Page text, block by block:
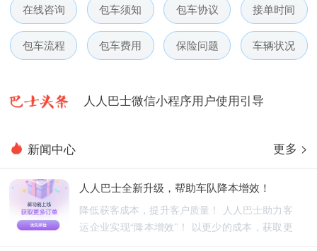
在线咨询 包车须知 包车协议 接单时间
包车流程 包车费用 保险问题 车辆状况
人人巴士春节放假通知-杭州包车网
人人巴士电话包车5月数据榜
人人巴士微信小程序用户使用引导
人人巴士五一放假通知-杭州包车网
人人巴士春节放假通知-杭州包车网
新闻中心 更多 >
人人巴士全新升级，帮助车队降本增效！
降低获客成本，提升客户质量！ 人人巴士助力客
运企业实现“降本增效”！ 以更少的成本，获取更